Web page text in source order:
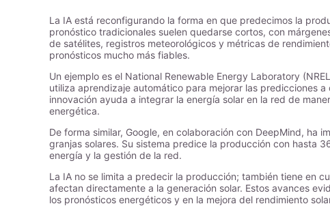
La IA está reconfigurando la forma en que predecimos la
pronóstico tradicionales suelen quedarse cortos, con
de satélites, registros meteorológicos y métricas de
pronósticos mucho más fiables.
Un ejemplo es el National Renewable Energy Laboratory
utiliza aprendizaje automático para mejorar las predicciones
innovación ayuda a integrar la energía solar en la red de
energética.
De forma similar, Google, en colaboración con DeepMind, ha
granjas solares. Su sistema predice la producción con hasta
energía y la gestión de la red.
La IA no se limita a predecir la producción; también tiene en
afectan directamente a la generación solar. Estos avances
los pronósticos energéticos y en la mejora del rendimiento